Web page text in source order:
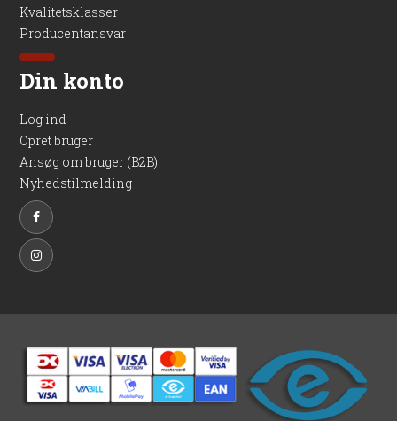
Kvalitetsklasser
Producentansvar
Din konto
Log ind
Opret bruger
Ansøg om bruger (B2B)
Nyhedstilmelding